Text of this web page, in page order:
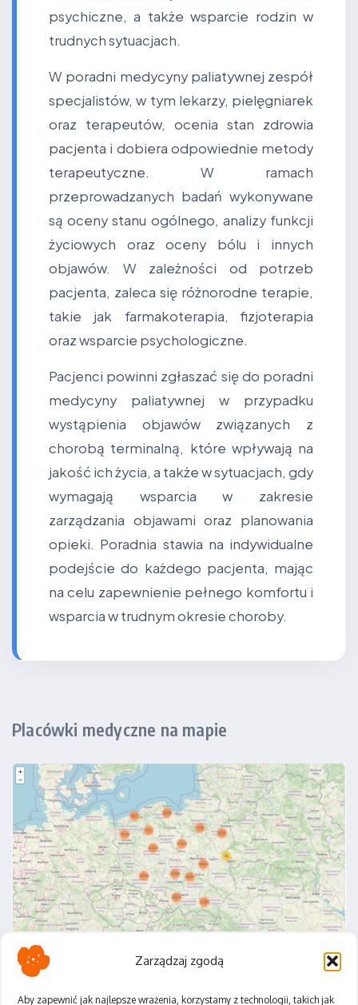
Zarządzaj zgodą
Aby zapewnić jak najlepsze wrażenia, korzystamy z technologii, takich jak
psychiczne, a także wsparcie rodzin w
trudnych sytuacjach.
W poradni medycyny paliatywnej zespół
specjalistów, w tym lekarzy, pielęgniarek
oraz terapeutów, ocenia stan zdrowia
pacjenta i dobiera odpowiednie metody
terapeutyczne. W ramach
przeprowadzanych badań wykonywane
są oceny stanu ogólnego, analizy funkcji
życiowych oraz oceny bólu i innych
objawów. W zależności od potrzeb
pacjenta, zaleca się różnorodne terapie,
takie jak farmakoterapia, fizjoterapia
oraz wsparcie psychologiczne.
Pacjenci powinni zgłaszać się do poradni
medycyny paliatywnej w przypadku
wystąpienia objawów związanych z
chorobą terminalną, które wpływają na
jakość ich życia, a także w sytuacjach, gdy
wymagają wsparcia w zakresie
zarządzania objawami oraz planowania
opieki. Poradnia stawia na indywidualne
podejście do każdego pacjenta, mając
na celu zapewnienie pełnego komfortu i
wsparcia w trudnym okresie choroby.
Placówki medyczne na mapie